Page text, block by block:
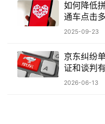
如何降低
通车点击
籍！点击
2025-09-23
京东纠纷
证和谈判
2026-06-13